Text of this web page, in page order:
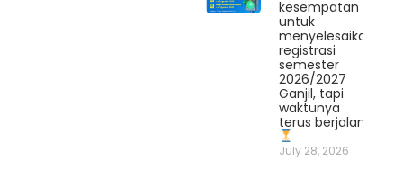
kesempatan
untuk
menyelesaikan
registrasi
semester
2026/2027
Ganjil, tapi
waktunya
terus berjalan.
July 28, 2026